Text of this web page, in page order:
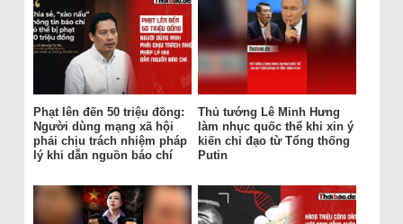
Phạt lên đến 50 triệu đồng:
Người dùng mạng xã hội
phải chịu trách nhiệm pháp
lý khi dẫn nguồn báo chí
Thủ tướng Lê Minh Hưng
làm nhục quốc thể khi xin ý
kiến chỉ đạo từ Tổng thống
Putin